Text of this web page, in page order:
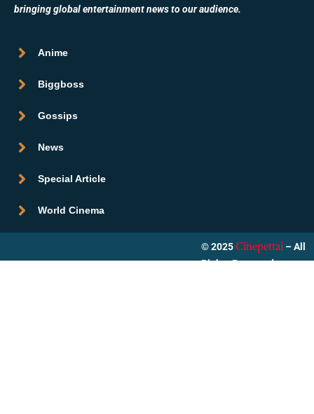
bringing global entertainment news to our audience.
Anime
Biggboss
Gossips
News
Special Article
World Cinema
© 2025 Cinepettai – All
Rights Reserved